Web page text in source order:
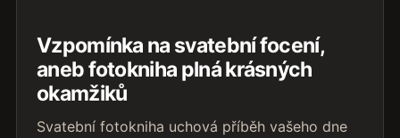
Vzpomínka na svatební focení,
aneb fotokniha plná krásných
okamžiků
Svatební fotokniha uchová příběh vašeho dne